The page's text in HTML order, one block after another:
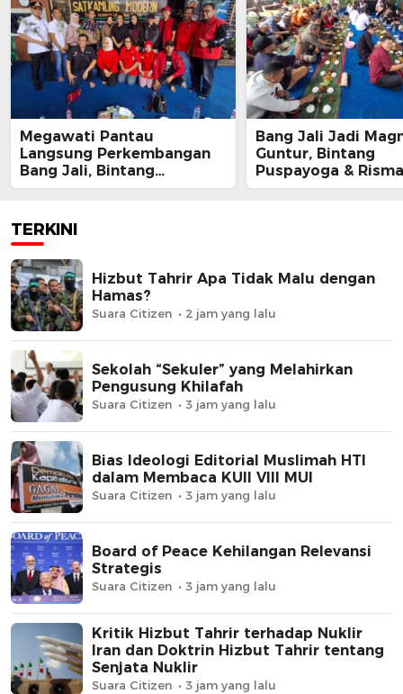
Megawati Pantau
Langsung Perkembangan
Bang Jali, Bintang
Puspayoga Siap Kawal
Bang Jali Jadi
Guntur, Bintang
Puspayoga & Risma
Kompak Apresiasi
TERKINI
Hizbut Tahrir Apa Tidak Malu dengan
Hamas?
Suara Citizen 2 jam yang lalu
Sekolah “Sekuler” yang Melahirkan
Pengusung Khilafah
Suara Citizen 3 jam yang lalu
Bias Ideologi Editorial Muslimah HTI
dalam Membaca KUII VIII MUI
Suara Citizen 3 jam yang lalu
Board of Peace Kehilangan Relevansi
Strategis
Suara Citizen 3 jam yang lalu
Kritik Hizbut Tahrir terhadap Nuklir
Iran dan Doktrin Hizbut Tahrir tentang
Senjata Nuklir
Suara Citizen 3 jam yang lalu